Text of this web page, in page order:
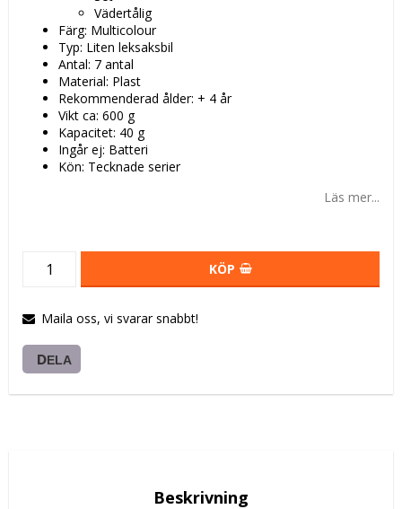
Vädertålig
Färg: Multicolour
Typ: Liten leksaksbil
Antal: 7 antal
Material: Plast
Rekommenderad ålder: + 4 år
Vikt ca: 600 g
Kapacitet: 40 g
Ingår ej: Batteri
Kön: Tecknade serier
Läs mer...
KÖP
Maila oss, vi svarar snabbt!
DELA
Beskrivning